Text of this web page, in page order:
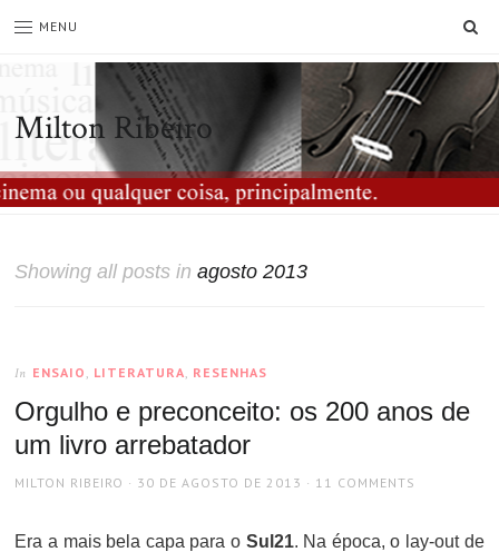
MENU
Milton Ribeiro
Showing all posts inagosto 2013
In ENSAIO , LITERATURA, RESENHAS
Orgulho e preconceito: os 200 anos de
um livro arrebatador
AUTHOR
MILTON RIBEIRO
POSTED
30 DE AGOSTO DE 2013 11 COMMENTS
Era a mais bela capa para o Sul21. Na época, o lay-out de